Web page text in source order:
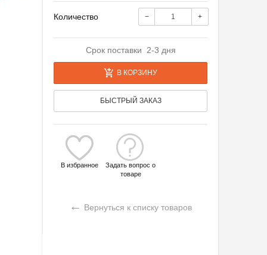
Количество − +
Срок поставки 2-3 дня
В КОРЗИНУ
БЫСТРЫЙ ЗАКАЗ
В избранное
Задать вопрос о
товаре
← Вернуться к списку товаров